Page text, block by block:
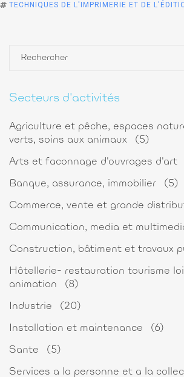
TECHNIQUES DE L'IMPRIMERIE ET DE
Secteurs d'activités
Agriculture et pêche, espaces
verts, soins aux animaux
(5)
Arts et faconnage d'ouvrages d'art
Banque, assurance, immobilier (5)
Commerce, vente et grande
Communication, media et
Construction, bâtiment et travaux
Hôtellerie- restauration tourisme
animation
(8)
Industrie (20)
Installation et maintenance (6)
Sante (5)
Services a la personne et a la